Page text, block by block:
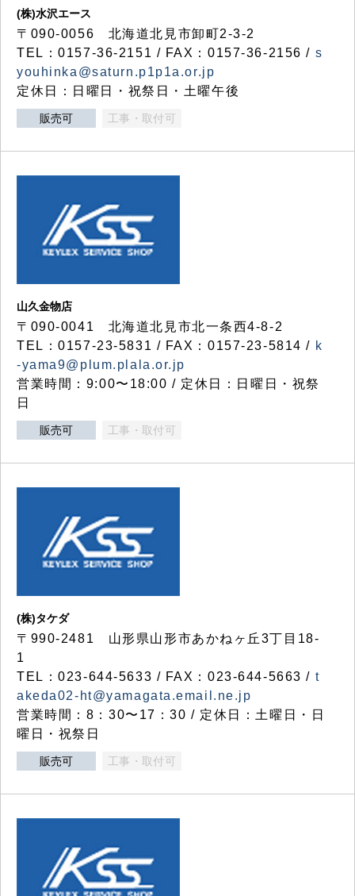
(株)水沢エース
〒090-0056 北海道北見市卸町2-3-2
TEL：0157-36-2151 / FAX：0157-36-2156 / s
youhinka@saturn.p1p1a.or.jp
定休日：日曜日・祝祭日・土曜午後
販売可 工事・取付可
山久金物店
〒090-0041 北海道北見市北一条西4-8-2
TEL：0157-23-5831 / FAX：0157-23-5814 / k
-yama9@plum.plala.or.jp
営業時間：9:00〜18:00 / 定休日：日曜日・祝祭
日
販売可 工事・取付可
(株)タケダ
〒990-2481 山形県山形市あかねヶ丘3丁目18-
1
TEL：023-644-5633 / FAX：023-644-5663 / t
akeda02-ht@yamagata.email.ne.jp
営業時間：8：30〜17：30 / 定休日：土曜日・日
曜日・祝祭日
販売可 工事・取付可